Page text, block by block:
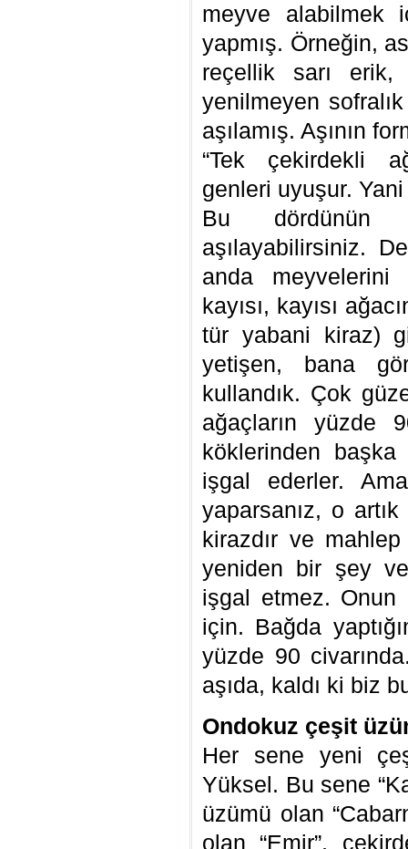
meyve alabilmek
yapmış. Örneğin,
reçellik sarı erik,
yenilmeyen
aşılamış. Aşının
“Tek çekirdekli
genleri uyuşur.
Bu dördünün
aşılayabilirsiniz.
anda meyvelerini
kayısı, kayısı
tür yabani kiraz)
yetişen, bana
kullandık. Çok
ağaçların yüzde
köklerinden
işgal ederler.
yaparsanız, o
kirazdır ve
yeniden bir şey
işgal etmez. Onun
için. Bağda
yüzde 90
aşıda, kaldı ki biz
Ondokuz çeşit
Her sene yeni
Yüksel. Bu sene
üzümü olan
olan “Emir”,